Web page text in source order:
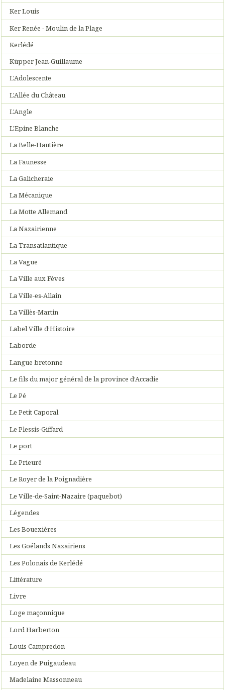
Ker Louis
Ker Renée - Moulin de la Plage
Kerlédé
Küpper Jean-Guillaume
L'Adolescente
L'Allée du Château
L'Angle
L'Epine Blanche
La Belle-Hautière
La Faunesse
La Galicheraie
La Mécanique
La Motte Allemand
La Nazairienne
La Transatlantique
La Vague
La Ville aux Fèves
La Ville-es-Allain
La Villès-Martin
Label Ville d’Histoire
Laborde
Langue bretonne
Le fils du major général de la province d’Accadie
Le Pé
Le Petit Caporal
Le Plessis-Giffard
Le port
Le Prieuré
Le Royer de la Poignadière
Le Ville-de-Saint-Nazaire (paquebot)
Légendes
Les Bouexières
Les Goélands Nazairiens
Les Polonais de Kerlédé
Littérature
Livre
Loge maçonnique
Lord Harberton
Louis Campredon
Loyen de Puigaudeau
Madelaine Massonneau